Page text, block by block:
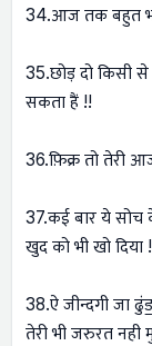
34.आज तक बहुत
35.छोड़ दो किसी
सकता हैं !!
36.फ़िक्र तो तेरी
37.कई बार ये सोच
खुद को भी खो दिया
38.ऐ जीन्दगी जा
तेरी भी जरुरत नही